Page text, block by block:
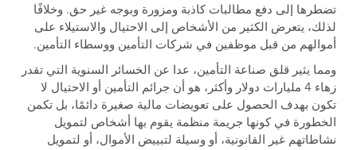
تضطرها إلى دفع مطالبات كاذبة ومزورة وبوجه غير حق. وخلافًا
لذلك، يتعرض الكثير من الأشخاص إلى الاحتيال والاستيلاء على
أموالهم من قبل موظفين في شركات التأمين ووسطاء التأمين.
ومما يثير قلق صناعة التأمين، عدا عن الخسائر السنوية التي تقدر
زهاء 4 مليارات دولار وأكثر، هو أن جرائم التأمين أو الاحتيال لا
تكون بهدف الحصول على تعويضات مالية صغيرة دائمًا، بل تكمن
الخطورة في كونها جريمة منظمة يقوم بها أشخاص لتمويل
نشاطاتهم غير القانونية، أو وسيلة لتبييض الأموال، أو لتمويل